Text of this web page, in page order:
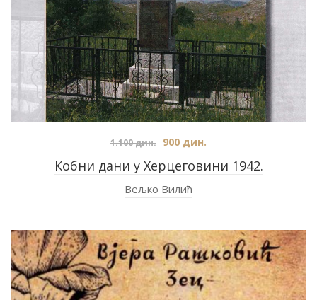
Кобни дани у Херцеговини 1942.
1.100дин. 900 дин.
Вељко Вилић